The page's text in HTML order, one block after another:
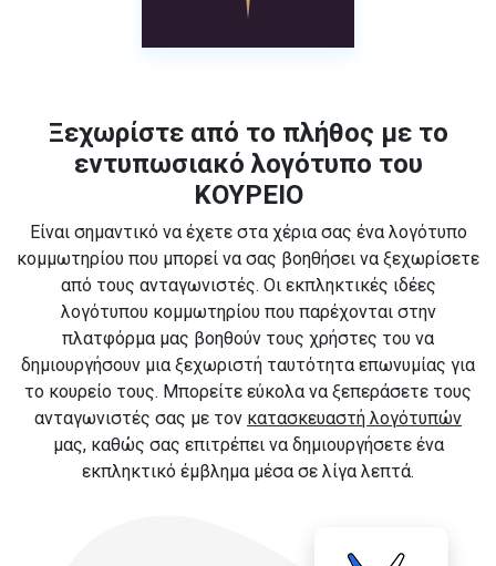
Ξεχωρίστε από το πλήθος με το
εντυπωσιακό λογότυπο του
ΚΟΥΡΕΙΟ
Είναι σημαντικό να έχετε στα χέρια σας ένα λογότυπο
κομμωτηρίου που μπορεί να σας βοηθήσει να ξεχωρίσετε
από τους ανταγωνιστές. Οι εκπληκτικές ιδέες
λογότυπου κομμωτηρίου που παρέχονται στην
πλατφόρμα μας βοηθούν τους χρήστες του να
δημιουργήσουν μια ξεχωριστή ταυτότητα επωνυμίας για
το κουρείο τους. Μπορείτε εύκολα να ξεπεράσετε τους
ανταγωνιστές σας με τον κατασκευαστή λογότυπών
μας, καθώς σας επιτρέπει να δημιουργήσετε ένα
εκπληκτικό έμβλημα μέσα σε λίγα λεπτά.